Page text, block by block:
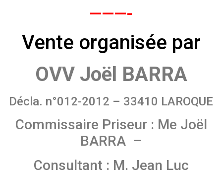
———-
Vente organisée par
OVV Joël BARRA
Décla. n°012-2012 – 33410 LAROQUE
Commissaire Priseur : Me Joël
BARRA –
Consultant : M. Jean Luc